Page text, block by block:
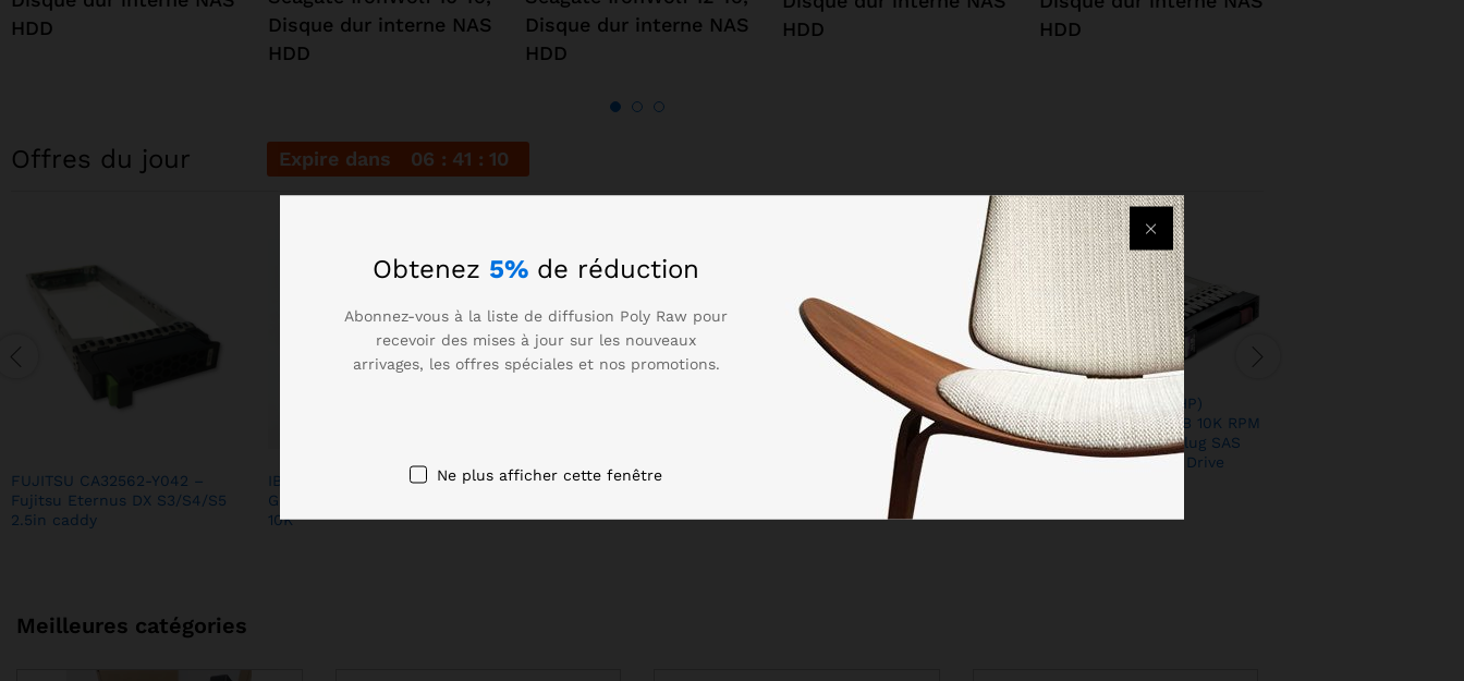
HDD
Disque dur interne NAS
HDD
Disque dur interne NAS
HDD
HDD
HDD
Offres du jour Expire dans 06 41 08
FUJITSU CA32562-Y042 –
Fujitsu Eternus DX S3/S4/S5
2.5in caddy
IBM 42D0646 Hard drive 146
GB Hot-Swap 2.5″ SAS 6Gb/s
10K
Dell 05TFDD 600GB 10k sas
Dell 0XXTRP 600GB 10K 2.5″
Hewlett-Packard (HP)
375863-010 – 146GB 10K RPM
3G Dual Port Hot-Plug SAS
SFF 2.5″ Hard Disk Drive
Meilleures catégories
Obtenez 5% de réduction
Abonnez-vous à la liste de diffusion Poly Raw pour
recevoir des mises à jour sur les nouveaux
arrivages, les offres spéciales et nos promotions.
Ne plus afficher cette fenêtre